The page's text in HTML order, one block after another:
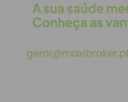
abrindo desde
próxima jornada
Freamunde.